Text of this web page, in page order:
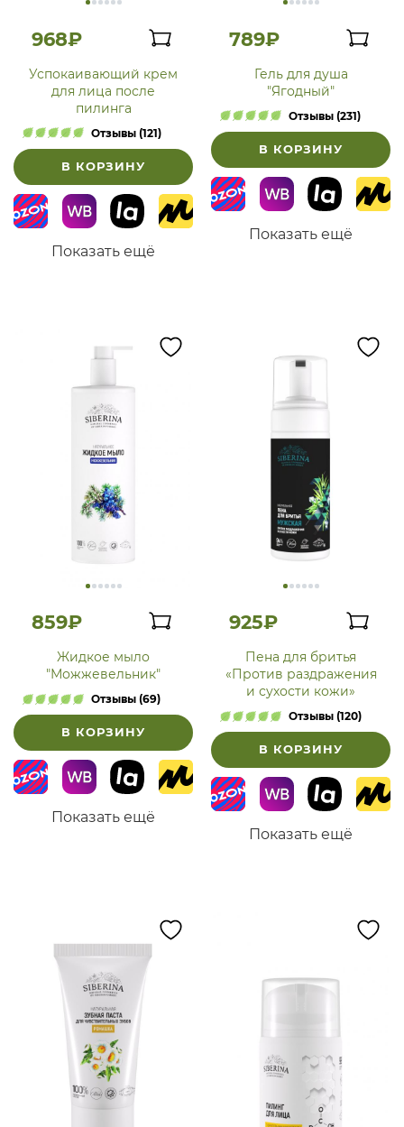
968₽
Успокаивающий крем
для лица после
пилинга
Отзывы (121)
В КОРЗИНУ
Показать ещё
789₽
Гель для душа
"Ягодный"
Отзывы (231)
В КОРЗИНУ
Показать ещё
859₽
Жидкое мыло
"Можжевельник"
Отзывы (69)
В КОРЗИНУ
Показать ещё
925₽
Пена для бритья
«Против раздражения
и сухости кожи»
Отзывы (120)
В КОРЗИНУ
Показать ещё